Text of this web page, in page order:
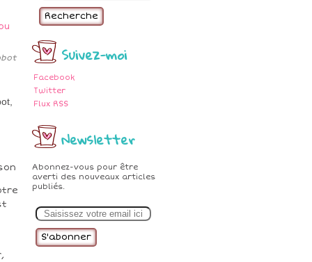
Recherche
Suivez-moi
Facebook
Twitter
Flux RSS
Newsletter
Abonnez-vous pour être
averti des nouveaux articles
publiés.
m